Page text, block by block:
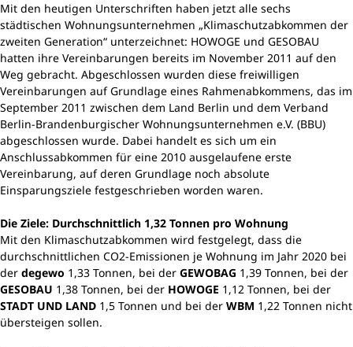
Mit den heutigen Unterschriften haben jetzt alle sechs
städtischen Wohnungsunternehmen „Klimaschutzabkommen der
zweiten Generation“ unterzeichnet: HOWOGE und GESOBAU
hatten ihre Vereinbarungen bereits im November 2011 auf den
Weg gebracht. Abgeschlossen wurden diese freiwilligen
Vereinbarungen auf Grundlage eines Rahmenabkommens, das im
September 2011 zwischen dem Land Berlin und dem Verband
Berlin-Brandenburgischer Wohnungsunternehmen e.V. (BBU)
abgeschlossen wurde. Dabei handelt es sich um ein
Anschlussabkommen für eine 2010 ausgelaufene erste
Vereinbarung, auf deren Grundlage noch absolute
Einsparungsziele festgeschrieben worden waren.
Die Ziele: Durchschnittlich 1,32 Tonnen pro Wohnung
Mit den Klimaschutzabkommen wird festgelegt, dass die
durchschnittlichen CO2-Emissionen je Wohnung im Jahr 2020 bei
der degewo 1,33 Tonnen, bei der GEWOBAG 1,39 Tonnen, bei der
GESOBAU 1,38 Tonnen, bei der HOWOGE 1,12 Tonnen, bei der
STADT UND LAND 1,5 Tonnen und bei der WBM 1,22 Tonnen nicht
übersteigen sollen.